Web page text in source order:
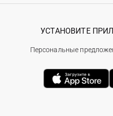
УСТАНОВИТЕ
Персональные